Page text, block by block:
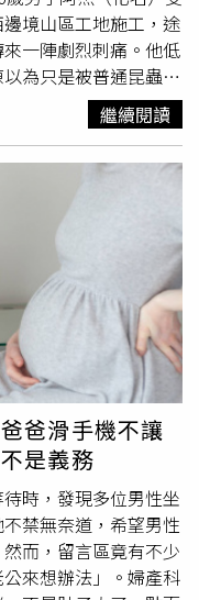
境山區工地施工，途
一陣劇烈刺痛。他低
為只是被普通昆蟲叮
此並未放在心上。沒
胸口劇痛、全身麻木
這才驚覺可能遭毒蛇
，他們並沒有釐清是
紮傷口，再把阿杰送
期，阿杰腿部出現瘀
昏迷。由於工地位置
晨，醫師緊急注射血
舊危急，在院方建議
受治療，醫護人員還發
痕，整條左腿腫脹
常，隨時可能因大量
，阿杰終於脫離險
夏季是蛇類活動高峰
袖、長褲與高筒鞋
藏身處。
繼續閱讀
爸滑手機不讓
是義務
時，發現多位男性坐
禁無奈道，希望男性
而，留言區竟有不少
來想辦法」。婦產科